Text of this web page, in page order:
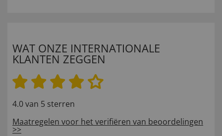
WAT ONZE INTERNATIONALE
KLANTEN ZEGGEN
4.0 van 5 sterren
Maatregelen voor het verifiëren van beoordelingen
>>